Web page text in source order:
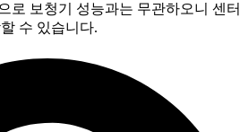
로 보청기 성능과는 무관하오니 센터
수 있습니다.